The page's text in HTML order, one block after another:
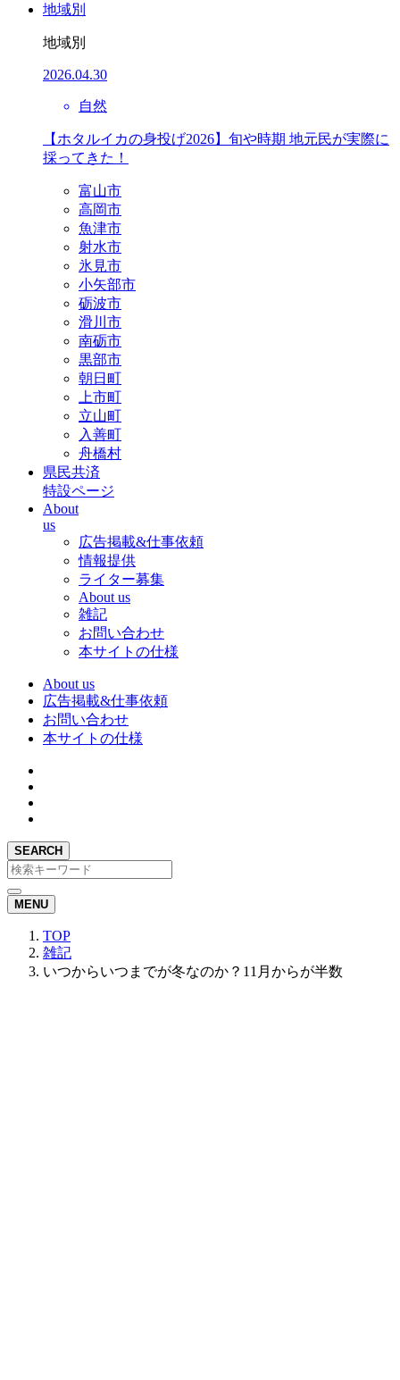
地域別
地域別
2026.04.30
自然
【ホタルイカの身投げ2026】旬や時期 地元民が実際に
採ってきた！
富山市
高岡市
魚津市
射水市
氷見市
小矢部市
砺波市
滑川市
南砺市
黒部市
朝日町
上市町
立山町
入善町
舟橋村
県民共済
特設ページ
About
us
広告掲載&仕事依頼
情報提供
ライター募集
About us
雑記
お問い合わせ
本サイトの仕様
About us
広告掲載&仕事依頼
お問い合わせ
本サイトの仕様
SEARCH
MENU
TOP
雑記
いつからいつまでが冬なのか？11月からが半数